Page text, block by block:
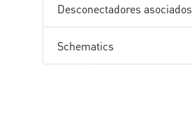
Desconectadores asociados
Schematics